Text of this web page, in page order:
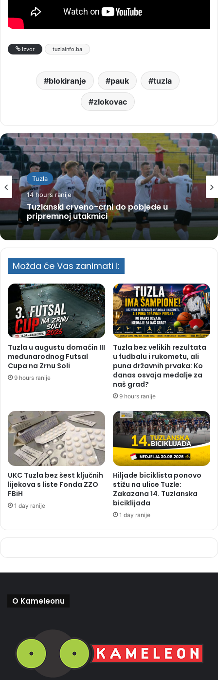
Izvor tuzlainfo.ba
blokiranje pauk tuzla
zlokovac
Tuzla
14 hours ranije
Tuzlanski crveno-crni do pobjede u
pripremnoj utakmici
Možda će Vas zanimati i:
Tuzla u augustu domaćin III
međunarodnog Futsal
Cupa na Zrnu Soli
9 hours ranije
Tuzla bez velikih rezultata
u fudbalu i rukometu, ali
puna državnih prvaka: Ko
danas osvaja medalje za
naš grad?
9 hours ranije
UKC Tuzla bez šest ključnih
lijekova s liste Fonda ZZO
FBiH
1 day ranije
Hiljade biciklista ponovo
stižu na ulice Tuzle:
Zakazana 14. Tuzlanska
biciklijada
1 day ranije
O Kameleonu